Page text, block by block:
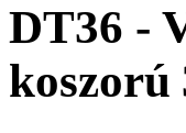
DT36 -
koszorú